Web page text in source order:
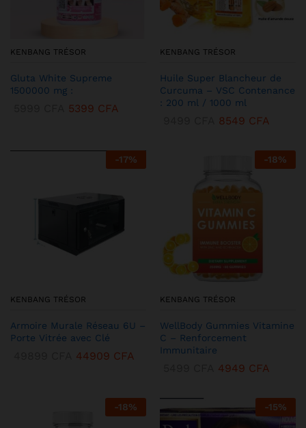
KENBANG TRÉSOR
Gluta White Supreme
1500000 mg :
5399 CFA
KENBANG TRÉSOR
Huile Super Blancheur de
Curcuma – VSC Contenance
: 200 ml / 1000 ml
8549 CFA
-17%
KENBANG TRÉSOR
Armoire Murale Réseau 6U –
Porte Vitrée avec Clé
44909 CFA
-18%
KENBANG TRÉSOR
WellBody Gummies Vitamine
C – Renforcement
Immunitaire
4949 CFA
-18% -15%